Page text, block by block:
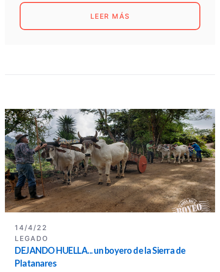
LEER MÁS
14/4/22
LEGADO
DEJANDO HUELLA... un boyero de la Sierra de
Platanares